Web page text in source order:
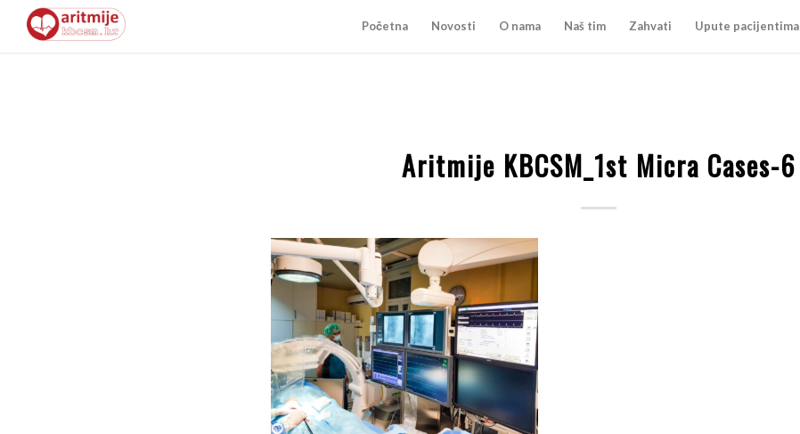
Početna Novosti O nama Naš tim Zahvati Upute pacijentima
Aritmije KBCSM_1st Micra Cases-6